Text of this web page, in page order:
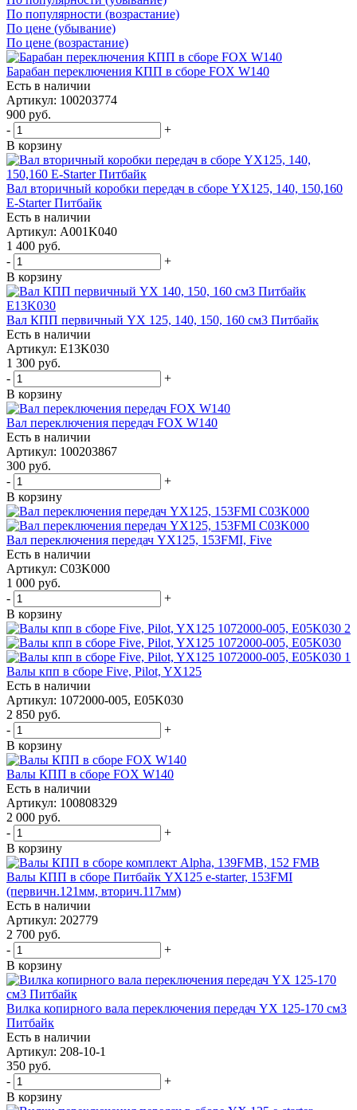
По популярности (возрастание)
По цене (убывание)
По цене (возрастание)
Барабан переключения КПП в сборе FOX W140
Есть в наличии
Артикул: 100203774
900 руб.
-
+
В корзину
Вал вторичный коробки передач в сборе YX125, 140, 150,160
E-Starter Питбайк
Есть в наличии
Артикул: A001K040
1 400 руб.
-
+
В корзину
Вал КПП первичный YX 125, 140, 150, 160 см3 Питбайк
Есть в наличии
Артикул: E13K030
1 300 руб.
-
+
В корзину
Вал переключения передач FOX W140
Есть в наличии
Артикул: 100203867
300 руб.
-
+
В корзину
Вал переключения передач YX125, 153FMI, Five
Есть в наличии
Артикул: C03K000
1 000 руб.
-
+
В корзину
Валы кпп в сборе Five, Pilot, YX125
Есть в наличии
Артикул: 1072000-005, E05K030
2 850 руб.
-
+
В корзину
Валы КПП в сборе FOX W140
Есть в наличии
Артикул: 100808329
2 000 руб.
-
+
В корзину
Валы КПП в сборе Питбайк YX125 e-starter, 153FMI
(первичн.121мм, вторич.117мм)
Есть в наличии
Артикул: 202779
2 700 руб.
-
+
В корзину
Вилка копирного вала переключения передач YX 125-170 см3
Питбайк
Есть в наличии
Артикул: 208-10-1
350 руб.
-
+
В корзину